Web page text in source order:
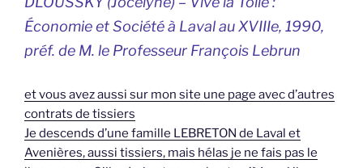
Économie et Société à Laval au XVIIIe, 1990,
préf. de M. le Professeur François Lebrun
et vous avez aussi sur mon site une page avec d’autres
contrats de tissiers
Je descends d’une famille LEBRETON de Laval et
Avenières, aussi tissiers, mais hélas je ne fais pas le